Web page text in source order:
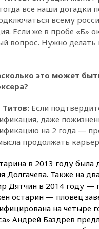
все наши
всему
Если же в пробе «Б»
вопрос. Нужно
это может
Титов: Если
даже
на 2 года —
продолжать
в 2013 году была
Долгачева. Также на
Дятчин в 2014 году —
остарин — пловец
на четыре
Андрей Баздрев